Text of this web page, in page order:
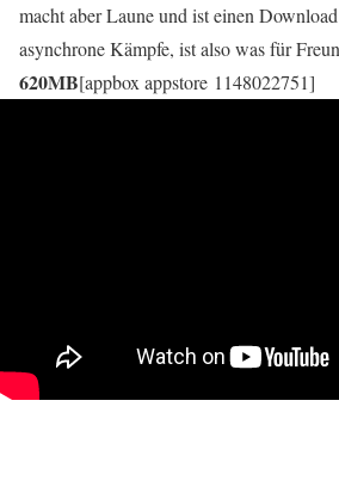
macht aber Laune und ist einen
asynchrone Kämpfe, ist also was für
620MB[appbox appstore 1148022751]